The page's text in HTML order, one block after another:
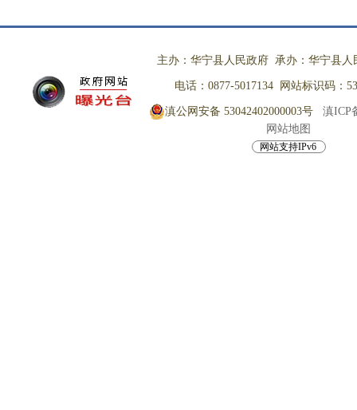
主办：华宁县人民政府 承办：华宁县人
电话：0877-5017134 网站标识码：
滇公网安备 53042402000003号
滇ICP
网站地图
网站支持IPv6